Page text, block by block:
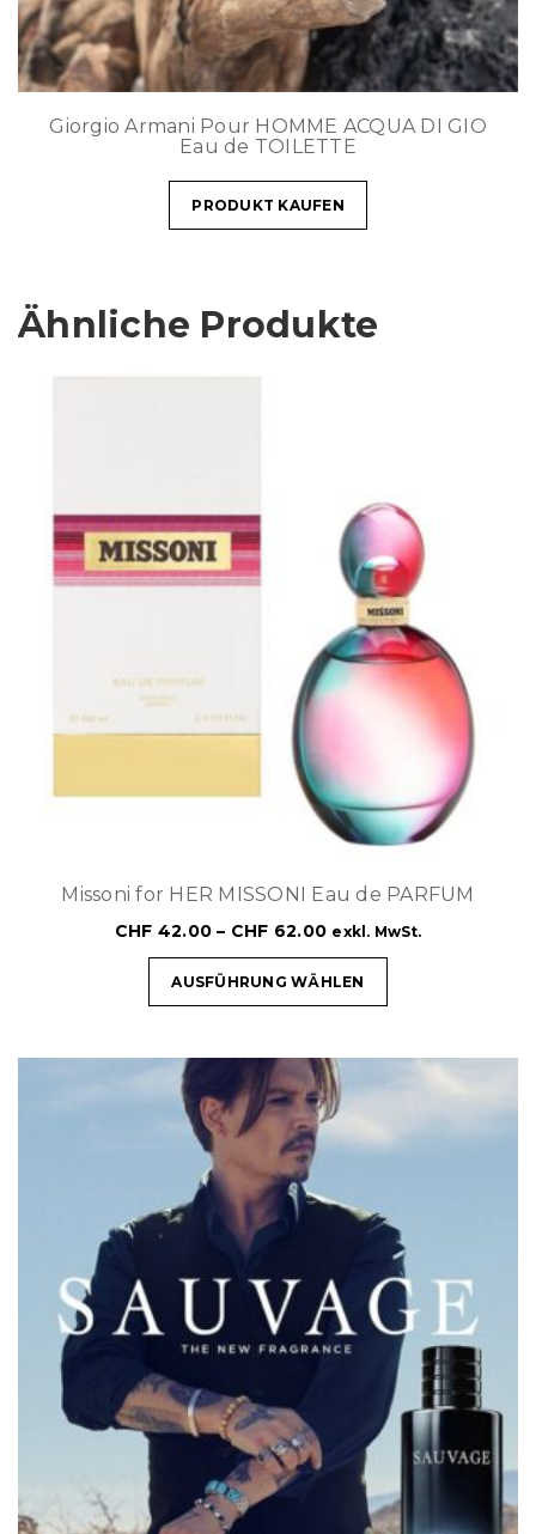
Giorgio Armani Pour HOMME ACQUA DI GIO
Eau de TOILETTE
PRODUKT KAUFEN
Ähnliche Produkte
Missoni for HER MISSONI Eau de PARFUM
CHF 42.00 – CHF 62.00 exkl. MwSt.
AUSFÜHRUNG WÄHLEN